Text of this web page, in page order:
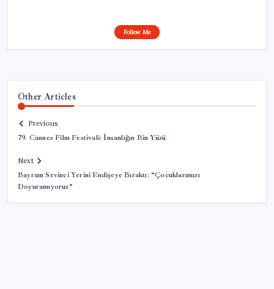
Follow Me
Other Articles
Previous
79. Cannes Film Festivali: İnsanlığın Bin Yüzü
Next
Bayram Sevinci Yerini Endişeye Bıraktı: “Çocuklarımızı
Doyuramıyoruz”